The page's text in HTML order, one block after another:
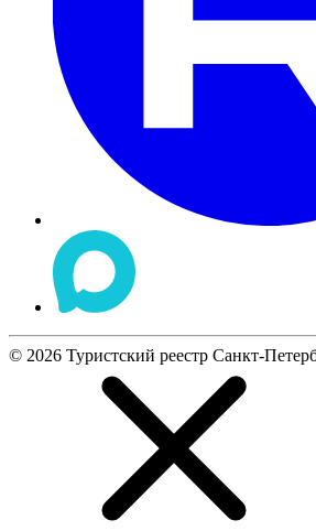
© 2026 Туристский реестр Санкт-